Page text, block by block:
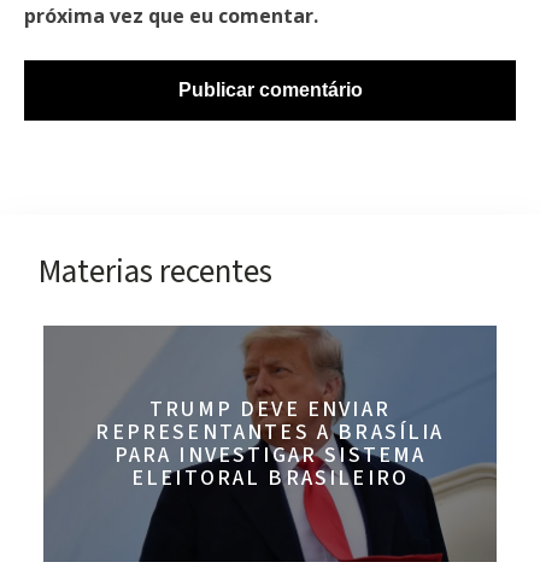
próxima vez que eu comentar.
Materias recentes
TRUMP DEVE ENVIAR
REPRESENTANTES A BRASÍLIA
PARA INVESTIGAR SISTEMA
ELEITORAL BRASILEIRO